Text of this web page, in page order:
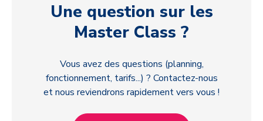
Une question sur les
Master Class ?
Vous avez des questions (planning,
fonctionnement, tarifs...) ? Contactez-nous
et nous reviendrons rapidement vers vous !